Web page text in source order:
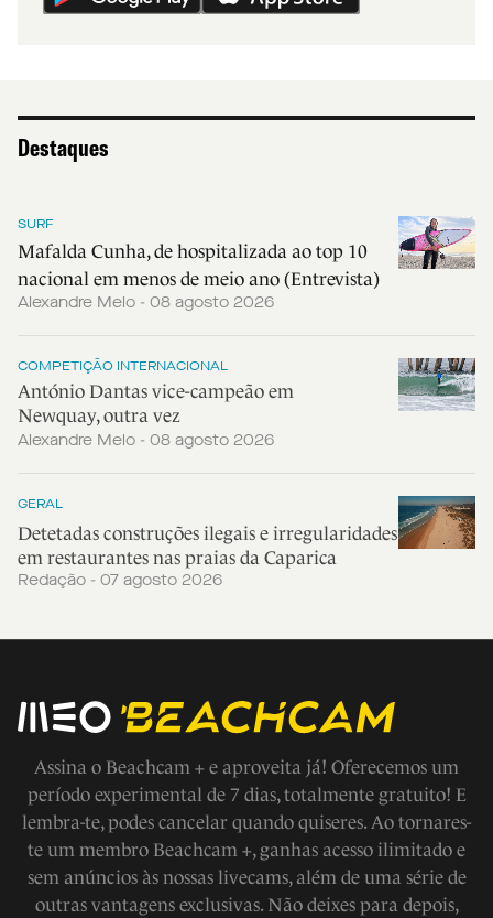
Destaques
SURF
Mafalda Cunha, de hospitalizada ao top 10
nacional em menos de meio ano (Entrevista)
Alexandre Melo - 08 agosto 2026
COMPETIÇÃO INTERNACIONAL
António Dantas vice-campeão em
Newquay, outra vez
Alexandre Melo - 08 agosto 2026
GERAL
Detetadas construções ilegais e irregularidades
em restaurantes nas praias da Caparica
Redação - 07 agosto 2026
Assina o Beachcam + e aproveita já! Oferecemos um
período experimental de 7 dias, totalmente gratuito! E
lembra-te, podes cancelar quando quiseres. Ao tornares-
te um membro Beachcam +, ganhas acesso ilimitado e
sem anúncios às nossas livecams, além de uma série de
outras vantagens exclusivas. Não deixes para depois,